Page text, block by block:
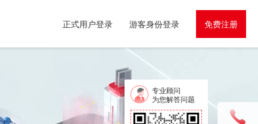
正式用户登录 游客身份登录 免费注册
专业顾问
为您解答问题